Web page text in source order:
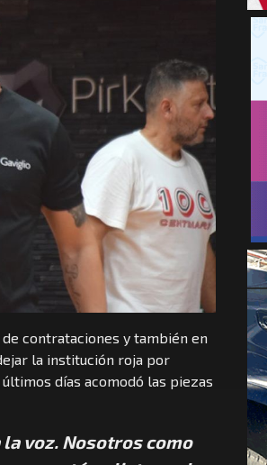
contrataciones y también en
la institución roja por
días acomodó las piezas
la voz. Nosotros como